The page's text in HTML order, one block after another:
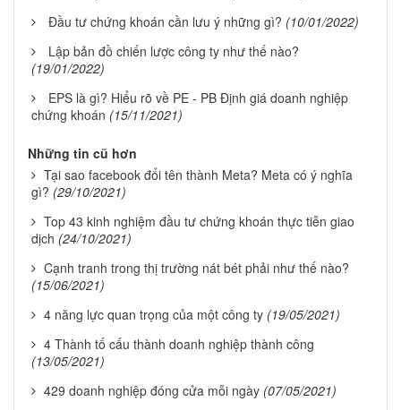
Đầu tư chứng khoán cần lưu ý những gì? (10/01/2022)
Lập bản đồ chiến lược công ty như thế nào?
(19/01/2022)
EPS là gì? Hiểu rõ về PE - PB Định giá doanh nghiệp
chứng khoán (15/11/2021)
Những tin cũ hơn
Tại sao facebook đổi tên thành Meta? Meta có ý nghĩa
gì? (29/10/2021)
Top 43 kinh nghiệm đầu tư chứng khoán thực tiễn giao
dịch (24/10/2021)
Cạnh tranh trong thị trường nát bét phải như thế nào?
(15/06/2021)
4 năng lực quan trọng của một công ty (19/05/2021)
4 Thành tố cấu thành doanh nghiệp thành công
(13/05/2021)
429 doanh nghiệp đóng cửa mỗi ngày (07/05/2021)